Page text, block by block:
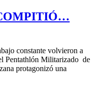
constante volvieron a
Pentathlón Militarizado de
protagonizó una